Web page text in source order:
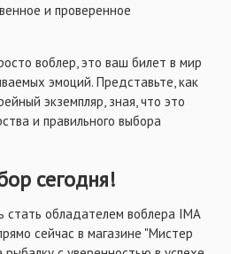
и проверенное
воблер, это ваш билет в мир
эмоций. Представьте, как
экземпляр, зная, что это
и правильного выбора
сегодня!
стать обладателем воблера IMA
сейчас в магазине "Мистер